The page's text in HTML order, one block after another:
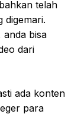
telah
digemari.
anda bisa
dari
ada konten
para